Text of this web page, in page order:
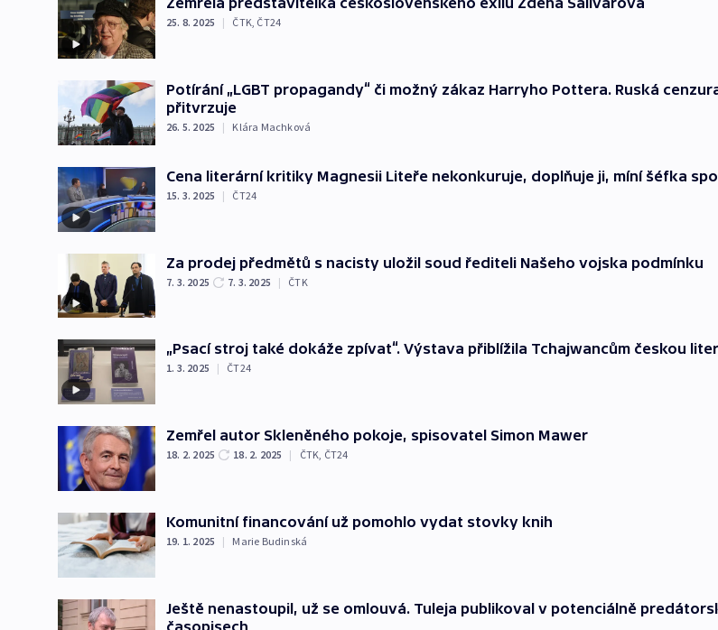
25. 8. 2025 | ČTK ČT24
Potírání „LGBT propagandy“ či možný zákaz Harryho Pottera. Ruská
přitvrzuje
26. 5. 2025 | Klára Machková
Cena literární kritiky Magnesii Liteře nekonkuruje, doplňuje ji, míní šéfka
15. 3. 2025 | ČT24
Za prodej předmětů s nacisty uložil soud řediteli Našeho vojska podmínku
7. 3. 2025 7. 3. 2025 | ČTK
„Psací stroj také dokáže zpívat“. Výstava přiblížila Tchajwancům českou
1. 3. 2025 | ČT24
Zemřel autor Skleněného pokoje, spisovatel Simon Mawer
18. 2. 2025 18. 2. 2025 | ČTK, ČT24
Komunitní financování už pomohlo vydat stovky knih
19. 1. 2025 | Marie Budinská
Ještě nenastoupil, už se omlouvá. Tuleja publikoval v potenciálně
časopisech